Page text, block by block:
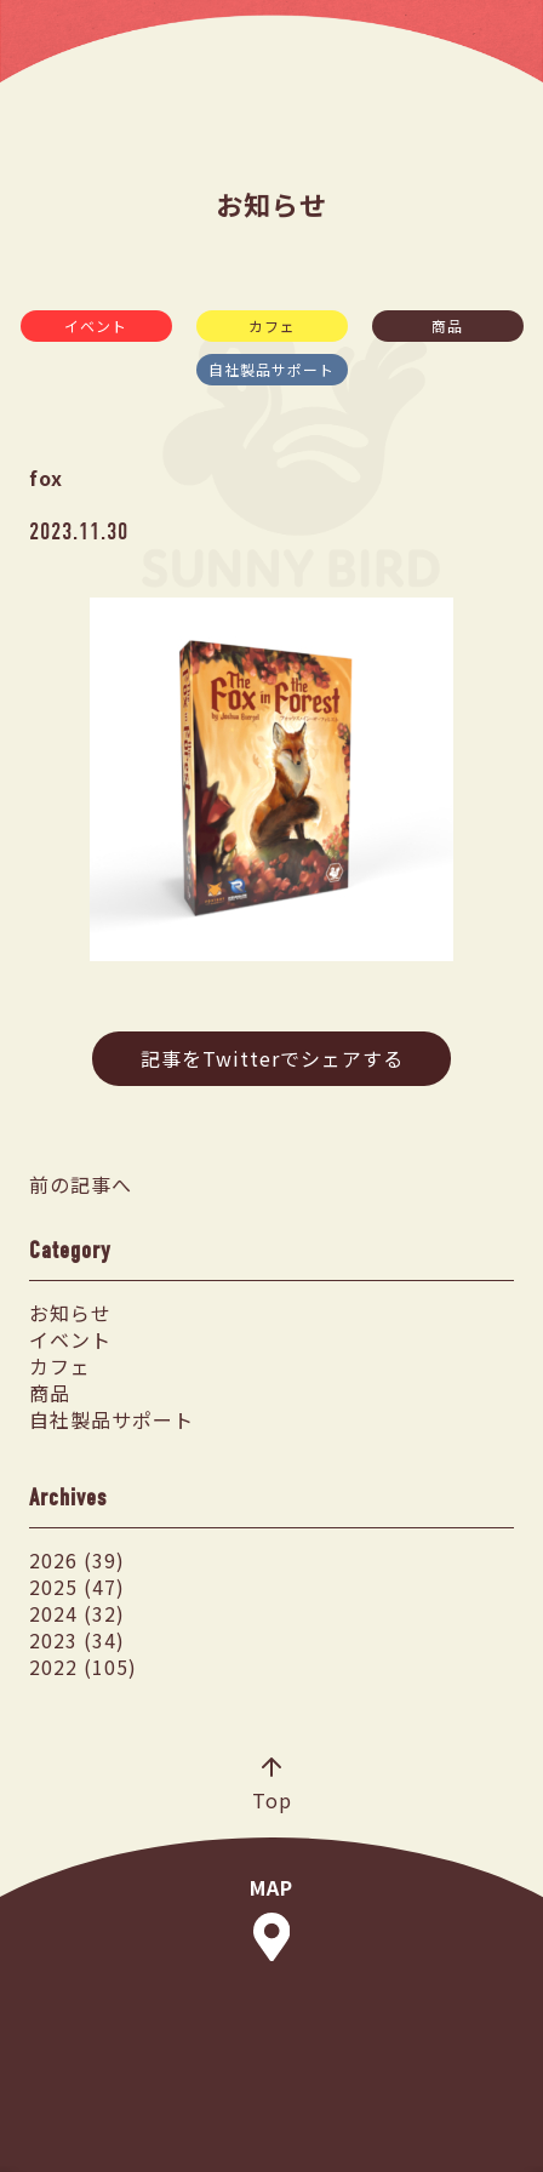
お知らせ
イベント カフェ 商品
自社製品サポート
fox
2023.11.30
記事をTwitterでシェアする
前の記事へ
Category
お知らせ
イベント
カフェ
商品
自社製品サポート
Archives
2026 (39)
2025 (47)
2024 (32)
2023 (34)
2022 (105)
Top
MAP